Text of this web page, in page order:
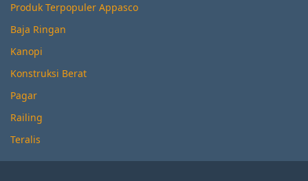
Produk Terpopuler Appasco
Baja Ringan
Kanopi
Konstruksi Berat
Pagar
Railing
Teralis